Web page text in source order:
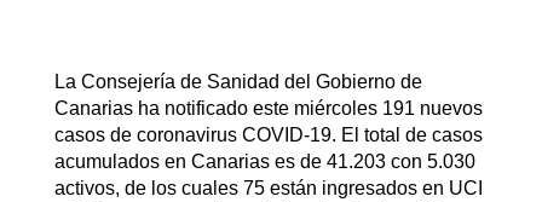
La Consejería de Sanidad del Gobierno de
Canarias ha notificado este miércoles 191 nuevos
casos de coronavirus COVID-19. El total de casos
acumulados en Canarias es de 41.203 con 5.030
activos, de los cuales 75 están ingresados en UCI